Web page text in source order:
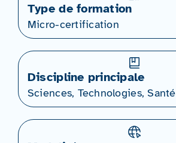
Type de formation
Micro-certification
Discipline principale
Sciences, Technologies, Santé